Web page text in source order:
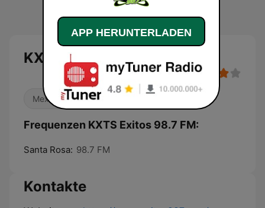
KXTS Exitos 98.7 FM
Mexikanische Musik
Frequenzen KXTS Exitos 98.7 FM:
Santa Rosa: 98.7 FM
Kontakte
APP HERUNTERLADEN